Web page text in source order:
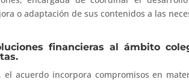
o adaptación de sus contenidos a las
financieras al ámbito
el acuerdo incorpora compromisos en